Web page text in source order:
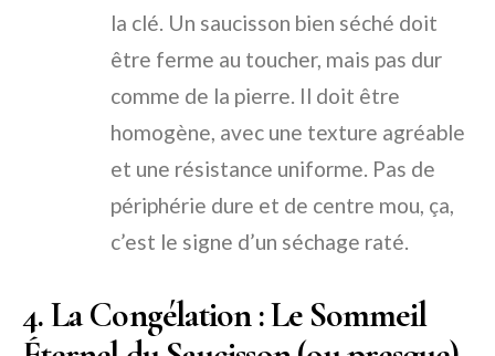
la clé. Un saucisson bien séché doit
être ferme au toucher, mais pas dur
comme de la pierre. Il doit être
homogène, avec une texture agréable
et une résistance uniforme. Pas de
périphérie dure et de centre mou, ça,
c’est le signe d’un séchage raté.
4. La Congélation : Le Sommeil